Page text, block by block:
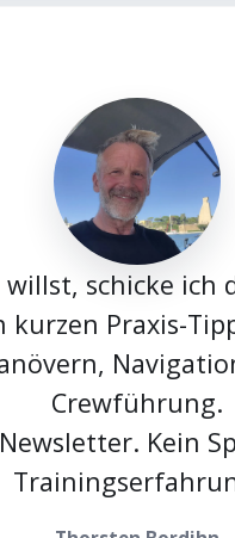
schicke ich
kurzen Praxis-
Crewführung.
Kein